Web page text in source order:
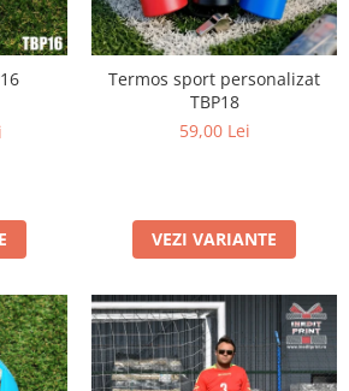
Termos sport personalizat
TBP18
59,00 Lei
VEZI VARIANTE